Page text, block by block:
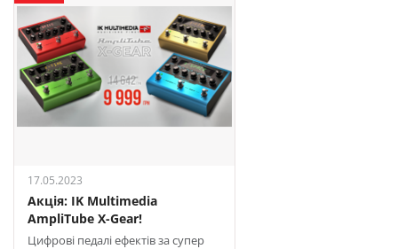
17.05.2023
Акція: IK Multimedia
AmpliTube X-Gear!
Цифрові педалі ефектів за супер